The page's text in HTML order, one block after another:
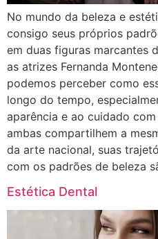
No mundo da beleza e
consigo seus próprios
em duas figuras marcantes
as atrizes Fernanda
podemos perceber como
longo do tempo,
aparência e ao cuidado
ambas compartilhem a
da arte nacional, suas
com os padrões de beleza
Estética Dental